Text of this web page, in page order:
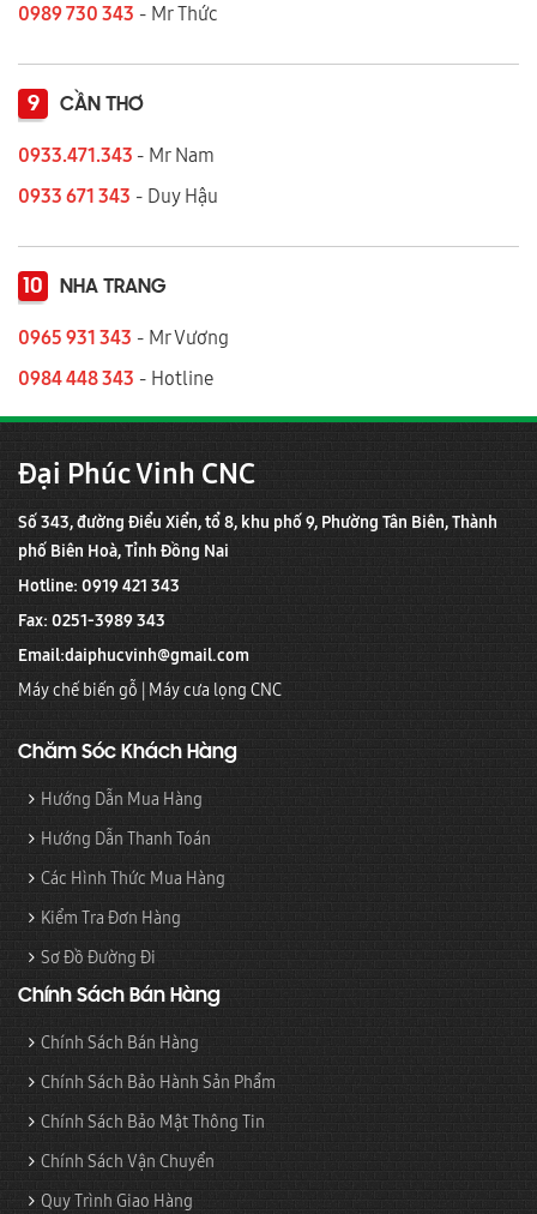
0989 730 343 - Mr Thức
9 CẦN THƠ
0933.471.343 - Mr Nam
0933 671 343 - Duy Hậu
10 NHA TRANG
0965 931 343 - Mr Vương
0984 448 343 - Hotline
Đại Phúc Vinh CNC
Số 343, đường Điểu Xiển, tổ 8, khu phố 9, Phường Tân Biên, Thành
phố Biên Hoà, Tỉnh Đồng Nai
Hotline: 0919 421 343
Fax: 0251-3989 343
Email:daiphucvinh@gmail.com
Máy chế biến gỗ | Máy cưa lọng CNC
Chăm Sóc Khách Hàng
Hướng Dẫn Mua Hàng
Hướng Dẫn Thanh Toán
Các Hình Thức Mua Hàng
Kiểm Tra Đơn Hàng
Sơ Đồ Đường Đi
Chính Sách Bán Hàng
Chính Sách Bán Hàng
Chính Sách Bảo Hành Sản Phẩm
Chính Sách Bảo Mật Thông Tin
Chính Sách Vận Chuyển
Quy Trình Giao Hàng